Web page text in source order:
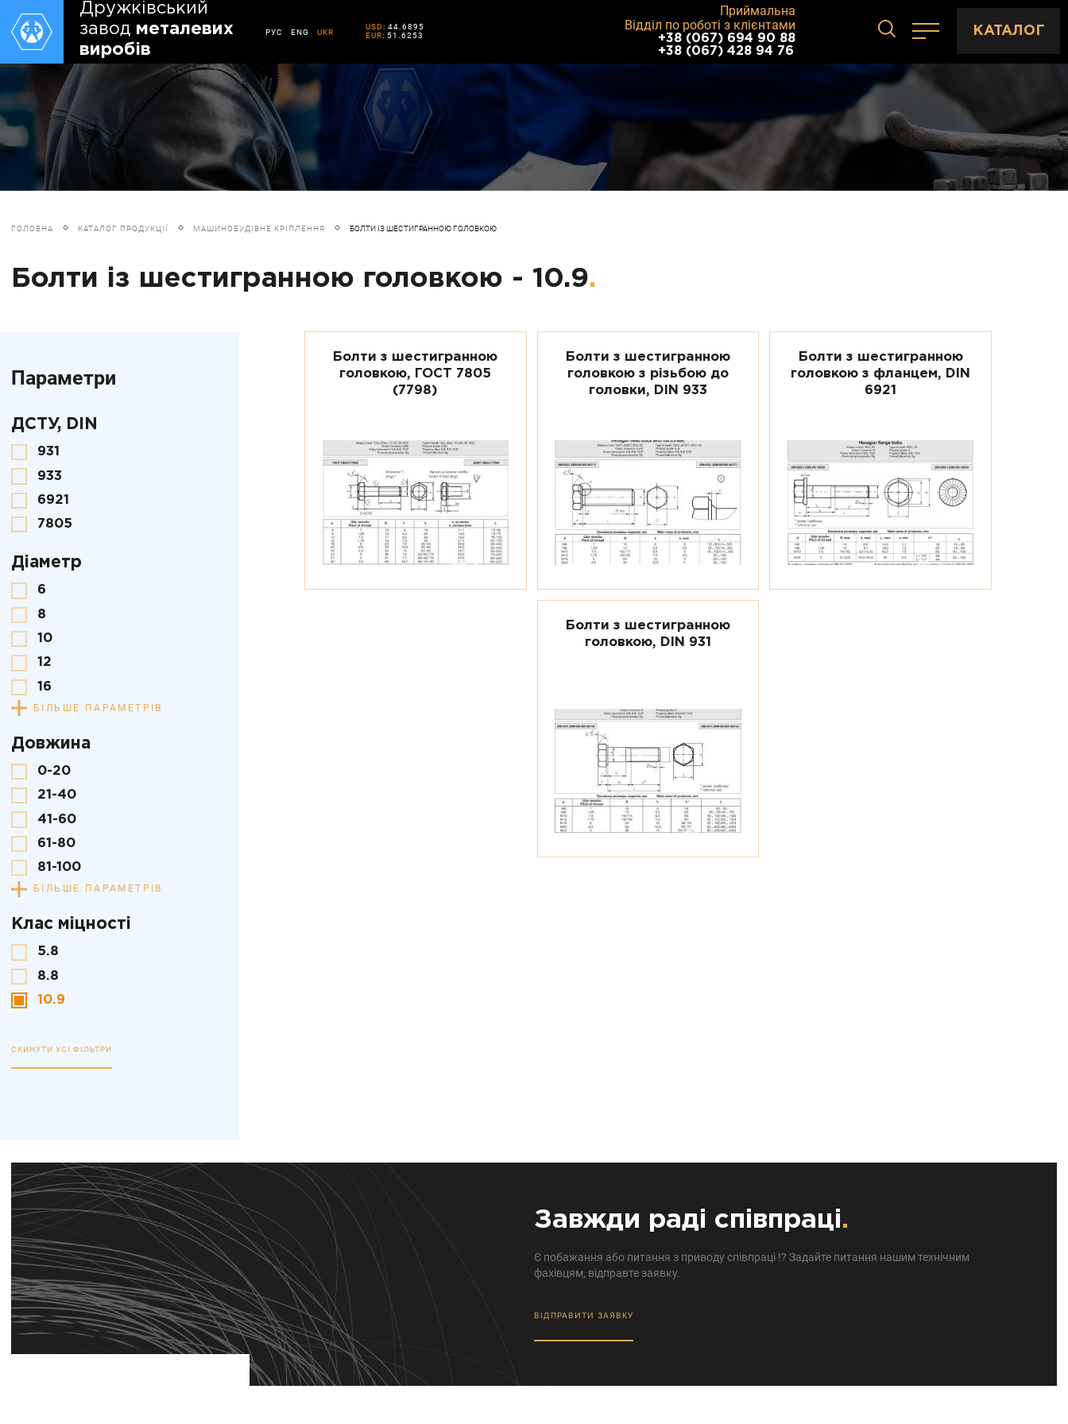
Дружківський
завод металевих
виробів
РУС ENG UKR
USD: 44.6895
EUR: 51.6253
Приймальна
Відділ по роботі з клієнтами
+38 (067) 694 90 88
+38 (067) 428 94 76
КАТАЛОГ
ГОЛОВНА КАТАЛОГ ПРОДУКЦІЇ МАШИНОБУДІВНЕ КРІПЛЕННЯ БОЛТИ ІЗ ШЕСТИГРАННОЮ ГОЛОВКОЮ
Болти із шестигранною головкою - 10.9.
Параметри
ДСТУ, DIN
931
933
6921
7805
Діаметр
6
8
10
12
16
БІЛЬШЕ ПАРАМЕТРІВ
Довжина
0-20
21-40
41-60
61-80
81-100
БІЛЬШЕ ПАРАМЕТРІВ
Клас міцності
5.8
8.8
10.9
СКИНУТИ УСІ ФІЛЬТРИ
Болти з шестигранною
головкою, ГОСТ 7805
(7798)
Болти з шестигранною
головкою з різьбою до
головки, DIN 933
Болти з шестигранною
головкою з фланцем, DIN
6921
Болти з шестигранною
головкою, DIN 931
Завжди раді співпраці.
Є побажання або питання з приводу співпраці !? Задайте питання нашим технічним
фахівцям, відправте заявку.
ВІДПРАВИТИ ЗАЯВКУ